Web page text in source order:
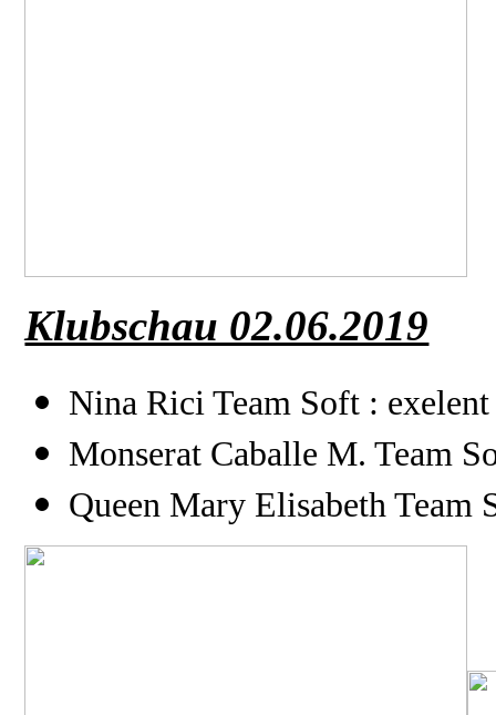
Klubschau 02.06.2019
Nina Rici Team Soft :
Monserat Caballe M. Team
Queen Mary Elisabeth Team